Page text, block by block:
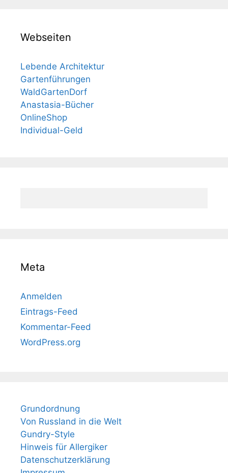
Webseiten
Lebende Architektur
Gartenführungen
WaldGartenDorf
Anastasia-Bücher
OnlineShop
Individual-Geld
Meta
Anmelden
Eintrags-Feed
Kommentar-Feed
WordPress.org
Grundordnung
Von Russland in die Welt
Gundry-Style
Hinweis für Allergiker
Datenschutzerklärung